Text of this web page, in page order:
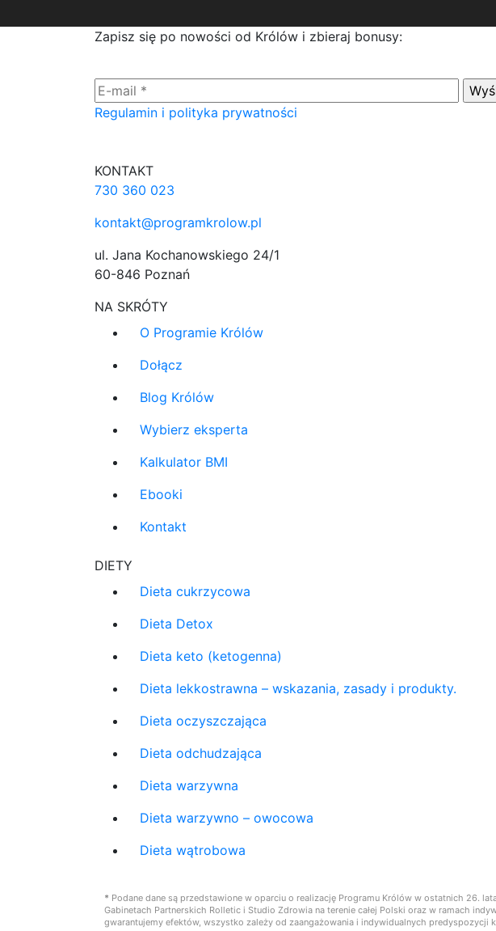
Zapisz się po nowości od Królów i zbieraj bonusy:
Regulamin i polityka prywatności
KONTAKT
730 360 023
kontakt@programkrolow.pl
ul. Jana Kochanowskiego 24/1
60-846 Poznań
NA SKRÓTY
O Programie Królów
Dołącz
Blog Królów
Wybierz eksperta
Kalkulator BMI
Ebooki
Kontakt
DIETY
Dieta cukrzycowa
Dieta Detox
Dieta keto (ketogenna)
Dieta lekkostrawna – wskazania, zasady i produkty.
Dieta oczyszczająca
Dieta odchudzająca
Dieta warzywna
Dieta warzywno – owocowa
Dieta wątrobowa
* Podane dane są przedstawione w oparciu o realizację Programu Królów w ostatnich 26.
Gabinetach Partnerskich Rolletic i Studio Zdrowia na terenie całej Polski oraz w ramach
gwarantujemy efektów, wszystko zależy od zaangażowania i indywidualnych predyspozycji